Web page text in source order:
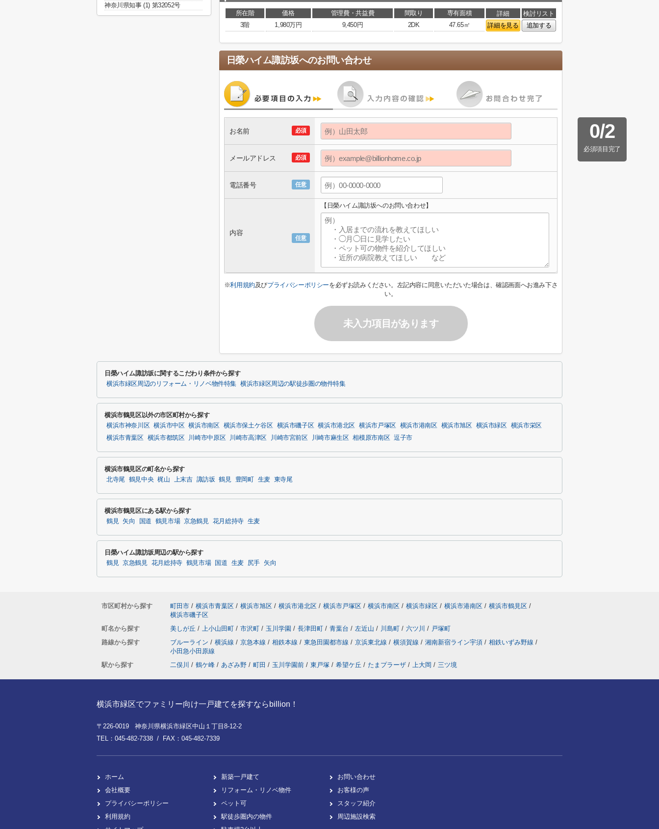
所在階 価格 管理費・共益費 間取り 専有面積 詳細
検討リスト
3階
1,980万円 9,450円 2DK 47.65㎡ 詳細を見る 追加する
日榮ハイム諏訪坂へのお問い合わせ
0/2
必須項目完了
必須
お名前
必須
メールアドレス
任意
電話番号
任意
内容
【日榮ハイム諏訪坂へのお問い合わせ】
※利用規約及びプライバシーポリシーを必ずお読みください。左記内容に同意いただいた場合は、確認画面へお進み下さ
い。
未入力項目があります
神奈川県知事 (1) 第32052号
日榮ハイム諏訪坂に関するこだわり条件から探す
横浜市緑区周辺のリフォーム・リノベ物件特集 横浜市緑区周辺の駅徒歩圏の物件特集
横浜市鶴見区以外の市区町村から探す
横浜市神奈川区 横浜市中区 横浜市南区 横浜市保土ケ谷区 横浜市磯子区 横浜市港北区 横浜市戸塚区 横浜市港南区 横浜市旭区 横浜市緑区
横浜市栄区
横浜市青葉区
横浜市都筑区 川崎市中原区 川崎市高津区 川崎市宮前区 川崎市麻生区 相模原市南区 逗子市
横浜市鶴見区の町名から探す
北寺尾 鶴見中央 梶山 上末吉 諏訪坂 鶴見 豊岡町 生麦 東寺尾
横浜市鶴見区にある駅から探す
鶴見 矢向 国道 鶴見市場 京急鶴見 花月総持寺 生麦
日榮ハイム諏訪坂周辺の駅から探す
鶴見 京急鶴見 花月総持寺 鶴見市場 国道 生麦 尻手 矢向
市区町村から探す 町田市 / 横浜市青葉区 / 横浜市旭区 / 横浜市港北区 / 横浜市戸塚区 / 横浜市南区 / 横浜市緑区 / 横浜市港南区 / 横浜市鶴見区 /
横浜市磯子区
町名から探す
美しが丘 / 上小山田町 / 市沢町 / 玉川学園 / 長津田町 / 青葉台 / 左近山 / 川島町 / 六ツ川 / 戸塚町
路線から探す
ブルーライン / 横浜線 / 京急本線 / 相鉄本線 / 東急田園都市線 / 京浜東北線 / 横須賀線 / 湘南新宿ライン宇須 / 相鉄いずみ野線 /
小田急小田原線
駅から探す
二俣川 / 鶴ケ峰 / あざみ野 / 町田 / 玉川学園前 / 東戸塚 / 希望ケ丘 / たまプラーザ / 上大岡 / 三ツ境
横浜市緑区でファミリー向け一戸建てを探すならbillion！
〒226-0019 神奈川県横浜市緑区中山１丁目8-12-2
TEL：045-482-7338 / FAX：045-482-7339
ホーム
会社概要
プライバシーポリシー
利用規約
新築一戸建て
リフォーム・リノベ物件
ペット可
駅徒歩圏内の物件
お問い合わせ
お客様の声
スタッフ紹介
周辺施設検索